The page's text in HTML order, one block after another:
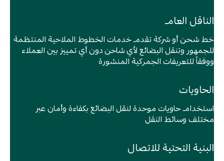
الناقل العام
خط شحن أو شركة تقدم خدمات الخطوط الملاحية المنتظمة
للجمهور وتنقل البضائع لأي شاحن دون أي تمييز بين العملاء
ووفقاً للتعريفات الجمركية المنشورة
الحاويات
استخدام حاويات موحدة لنقل البضائع بكفاءة وأمان عبر
مختلف وسائط النقل
البنية التحتية للاتصال